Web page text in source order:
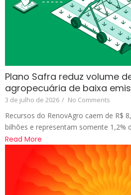
Plano Safra reduz volume
agropecuária de baixa
3 de julho de 2026 / No Comments
Recursos do RenovAgro caem de R$
bilhões e representam somente 1,2%
Read More